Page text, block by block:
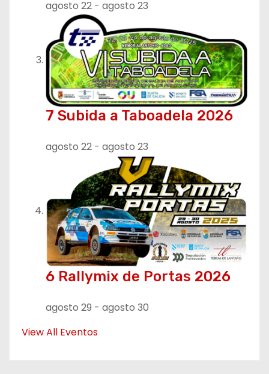
agosto 22 - agosto 23
7 Subida a Taboadela 2026
agosto 22 - agosto 23
6 Rallymix de Portas 2026
agosto 29 - agosto 30
View All Eventos